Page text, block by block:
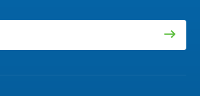
– Клуб з народознавства